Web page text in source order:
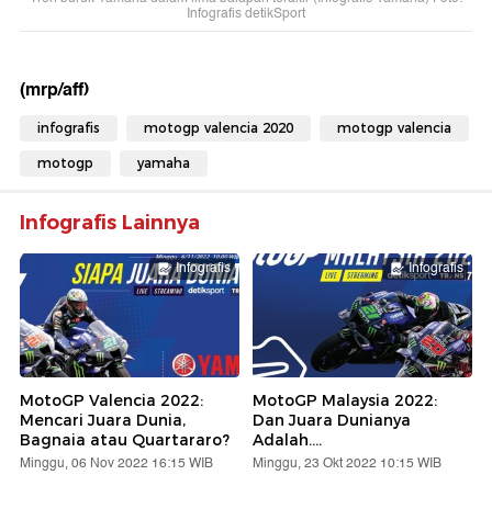
Infografis detikSport
(mrp/aff)
infografis motogp valencia 2020 motogp valencia
motogp yamaha
Infografis Lainnya
Infografis
MotoGP Valencia 2022:
Mencari Juara Dunia,
Bagnaia atau Quartararo?
Minggu, 06 Nov 2022 16:15 WIB
Infografis
MotoGP Malaysia 2022:
Dan Juara Dunianya
Adalah....
Minggu, 23 Okt 2022 10:15 WIB